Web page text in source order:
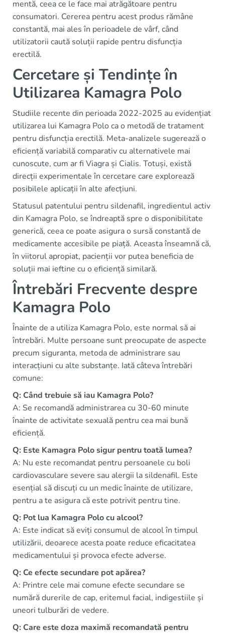
mentă, ceea ce le face mai atrăgătoare pentru
consumatori. Cererea pentru acest produs rămâne
constantă, mai ales în perioadele de vârf, când
utilizatorii caută soluții rapide pentru disfuncția
erectilă.
Cercetare și Tendințe în
Utilizarea Kamagra Polo
Studiile recente din perioada 2022-2025 au evidențiat
utilizarea lui Kamagra Polo ca o metodă de tratament
pentru disfuncția erectilă. Meta-analizele sugerează o
eficiență variabilă comparativ cu alternativele mai
cunoscute, cum ar fi Viagra și Cialis. Totuși, există
direcții experimentale în cercetare care explorează
posibilele aplicații în alte afecțiuni.
Statusul patentului pentru sildenafil, ingredientul activ
din Kamagra Polo, se îndreaptă spre o disponibilitate
generică, ceea ce poate asigura o sursă constantă de
medicamente accesibile pe piață. Aceasta înseamnă că,
în viitorul apropiat, pacienții vor putea beneficia de
soluții mai ieftine cu o eficiență similară.
Întrebări Frecvente despre
Kamagra Polo
Înainte de a utiliza Kamagra Polo, este normal să ai
întrebări. Multe persoane sunt preocupate de aspecte
precum siguranta, metoda de administrare sau
interacțiuni cu alte substanțe. Iată câteva întrebări
comune:
Q: Când trebuie să iau Kamagra Polo?
A: Se recomandă administrarea cu 30-60 minute
înainte de activitate sexuală pentru cea mai bună
eficiență.
Q: Este Kamagra Polo sigur pentru toată lumea?
A: Nu este recomandat pentru persoanele cu boli
cardiovasculare severe sau alergii la sildenafil. Este
esențial să discuți cu un medic înainte de utilizare,
pentru a te asigura că este potrivit pentru tine.
Q: Pot lua Kamagra Polo cu alcool?
A: Este indicat să eviți consumul de alcool în timpul
utilizării, deoarece acesta poate reduce eficacitatea
medicamentului și provoca efecte adverse.
Q: Ce efecte secundare pot apărea?
A: Printre cele mai comune efecte secundare se
numără durerile de cap, eritemul facial, indigestiile și
uneori tulburări de vedere.
Q: Care este doza maximă recomandată pentru